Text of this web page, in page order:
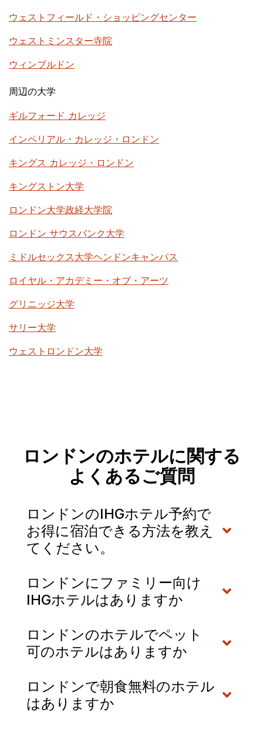
ウェストフィールド・ショッピングセンター
ウェストミンスター寺院
ウィンブルドン
周辺の大学
ギルフォード カレッジ
インペリアル・カレッジ・ロンドン
キングス カレッジ・ロンドン
キングストン大学
ロンドン大学政経大学院
ロンドン サウスバンク大学
ミドルセックス大学ヘンドンキャンパス
ロイヤル・アカデミー・オブ・アーツ
グリニッジ大学
サリー大学
ウェストロンドン大学
ロンドンのホテルに関する
よくあるご質問
ロンドンのIHGホテル予約で
お得に宿泊できる方法を教え
てください。
ロンドンにファミリー向け
IHGホテルはありますか
ロンドンのホテルでペット
可のホテルはありますか
ロンドンで朝食無料のホテル
はありますか